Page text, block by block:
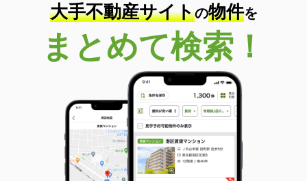
大手不動産サイトの物件を
まとめて検索！